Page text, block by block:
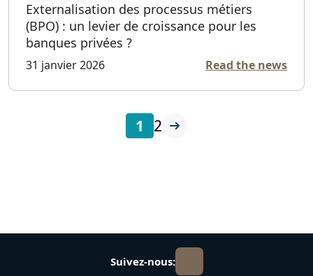
Externalisation des processus métiers
(BPO) : un levier de croissance pour les
banques privées ?
31 janvier 2026 Read the news
1 2
Suivez-nous: